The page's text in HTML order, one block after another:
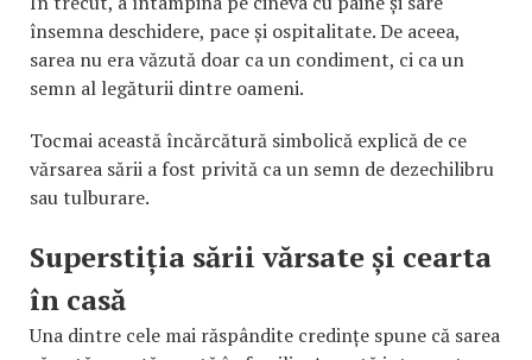
însemna deschidere, pace și ospitalitate. De aceea,
sarea nu era văzută doar ca un condiment, ci ca un
semn al legăturii dintre oameni.
Tocmai această încărcătură simbolică explică de ce
vărsarea sării a fost privită ca un semn de dezechilibru
sau tulburare.
Superstiția sării vărsate și cearta
în casă
Una dintre cele mai răspândite credințe spune că sarea